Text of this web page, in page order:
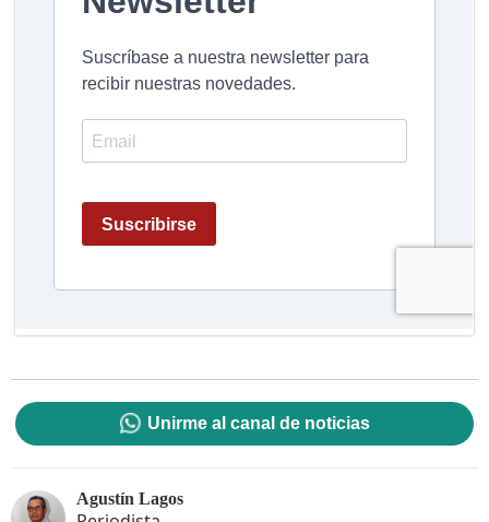
Unirme al canal de noticias
Agustín Lagos